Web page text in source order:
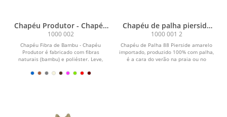
Chapéu Produtor - Chapéu
fibra de bambu cor palha
1000 002
Chapéu Fibra de Bambu - Chapéu
Produtor é fabricado com fibras
naturais (bambu) e poliéster. Leve,
Chapéu de palha pierside
sem forro com aplique
frontal e lateral
1000 001 2
Chapéu de Palha 88 Pierside amarelo
importado, produzido 100% com palha,
é a cara do verão na praia ou no